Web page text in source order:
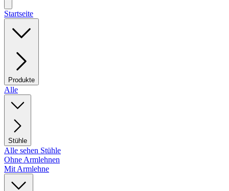
Startseite
Produkte
Alle
Stühle
Alle sehen Stühle
Ohne Armlehnen
Mit Armlehne